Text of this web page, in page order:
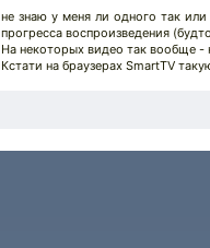
не знаю у меня ли одного так
прогресса воспроизведения
На некоторых видео так вообще -
Кстати на браузерах SmartTV